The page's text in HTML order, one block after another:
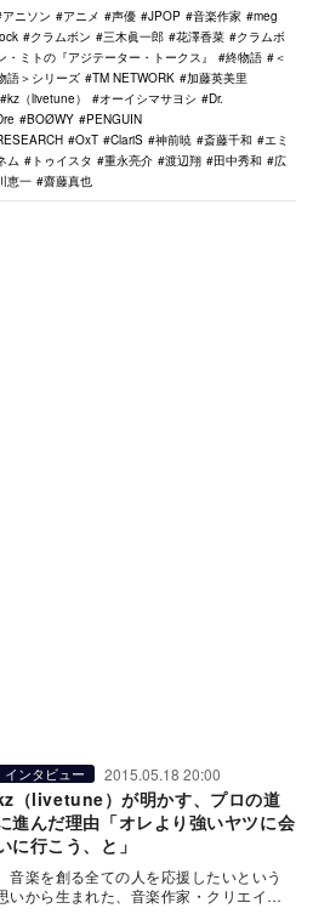
アニソン
アニメ 声優 JPOP 音楽作家
meg
クラムボン 三木眞一郎 花澤香菜
クラムボ
・ミトの『アジテーター・トークス』
終物語
＜
語＞シリーズ
TM NETWORK
加藤英美里
kz（livetune）
オーイシマサヨシ
Dr.
BOØWY
PENGUIN
OxT ClariS 神前暁 斎藤千和
エミ
ム
トゥイスタ 重永亮介 渡辺翔 田中秀和
広
恵一
齋藤真也
インタビュー 2015.05.18 20:00
（livetune）が明かす、プロの道
進んだ理由「オレより強いヤツに会
に行こう、と」
音楽を創る全ての人を応援したいという
いから生まれた、音楽作家・クリエイタ